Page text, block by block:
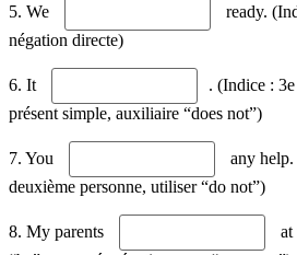
5. We
ready.
négation directe)
6. It
. (Indice :
présent simple, auxiliaire “does not”)
7. You
any
deuxième personne, utiliser “do not”)
8. My parents
at